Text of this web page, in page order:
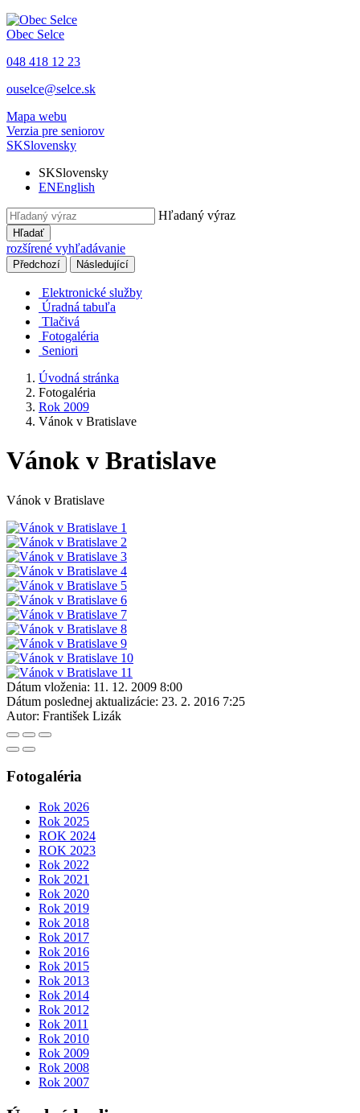
Obec Selce
048 418 12 23
ouselce@selce.sk
Mapa webu
Verzia pre seniorov
SKSlovensky
SKSlovensky
ENEnglish
Hľadaný výraz
Hľadať
rozšírené vyhľadávanie
Předchozí Následující
Elektronické služby
Úradná tabuľa
Tlačivá
Fotogaléria
Seniori
Úvodná stránka
Fotogaléria
Rok 2009
Vánok v Bratislave
Vánok v Bratislave
Vánok v Bratislave
Dátum vloženia: 11. 12. 2009 8:00
Dátum poslednej aktualizácie: 23. 2. 2016 7:25
Autor: František Lizák
Fotogaléria
Rok 2026
Rok 2025
ROK 2024
ROK 2023
Rok 2022
Rok 2021
Rok 2020
Rok 2019
Rok 2018
Rok 2017
Rok 2016
Rok 2015
Rok 2013
Rok 2014
Rok 2012
Rok 2011
Rok 2010
Rok 2009
Rok 2008
Rok 2007